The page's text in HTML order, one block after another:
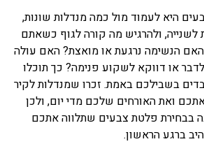
היא לעמוד מול כמה מנדלות שונות,
לשנייה, ולהרגיש מה קורה לגוף כשאתם
הנשימה נרגעת או מואצת? האם עולה
לדבר או דווקא לשקוע פנימה? כך תוכלו
בשבילכם באמת. זכרו שמנדלות לקיר
ואת האורחים שלכם מדי יום, ולכן
בבחירת פלטת צבעים שתלווה אתכם
ברגע הראשון.